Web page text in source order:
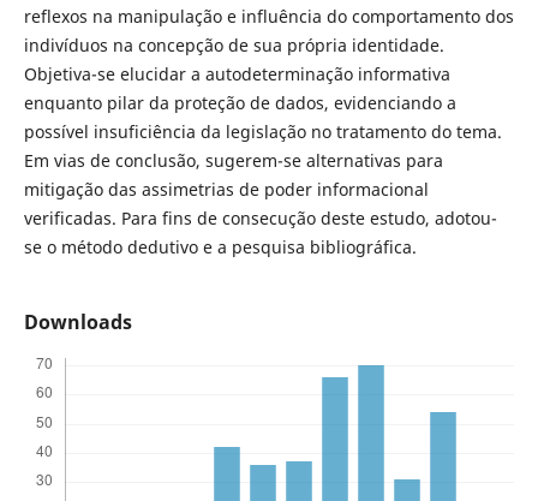
reflexos na manipulação e influência do comportamento dos
indivíduos na concepção de sua própria identidade.
Objetiva-se elucidar a autodeterminação informativa
enquanto pilar da proteção de dados, evidenciando a
possível insuficiência da legislação no tratamento do tema.
Em vias de conclusão, sugerem-se alternativas para
mitigação das assimetrias de poder informacional
verificadas. Para fins de consecução deste estudo, adotou-
se o método dedutivo e a pesquisa bibliográfica.
Downloads